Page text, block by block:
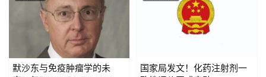
默沙东与免疫肿瘤学的未
国家局发文！化药注射剂一